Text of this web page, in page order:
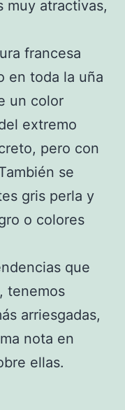
muy atractivas,
francesa
en toda la uña
un color
extremo
pero con
se
gris perla y
o colores
que
tenemos
arriesgadas,
nota en
ellas.